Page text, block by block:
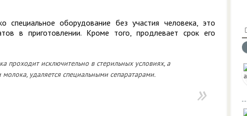
специальное оборудование без участия человека, это
в приготовлении. Кроме того, продлевает срок его
проходит исключительно в стерильных условиях, а
удаляется специальными сепаратарами.